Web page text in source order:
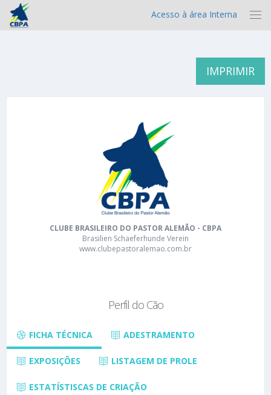
Acesso à área Interna
IMPRIMIR
CLUBE BRASILEIRO DO PASTOR ALEMÃO - CBPA
Brasilien Schaeferhunde Verein
www.clubepastoralemao.com.br
Perfil do Cão
FICHA TÉCNICA ADESTRAMENTO
EXPOSIÇÕES LISTAGEM DE PROLE
ESTATÍSTISCAS DE CRIAÇÃO